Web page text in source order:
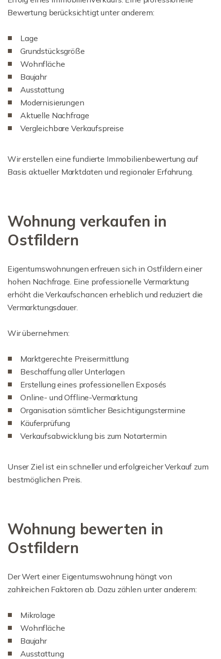
Bewertung berücksichtigt unter anderem:
Lage
Grundstücksgröße
Wohnfläche
Baujahr
Ausstattung
Modernisierungen
Aktuelle Nachfrage
Vergleichbare Verkaufspreise
Wir erstellen eine fundierte Immobilienbewertung auf
Basis aktueller Marktdaten und regionaler Erfahrung.
Wohnung verkaufen in
Ostfildern
Eigentumswohnungen erfreuen sich in Ostfildern einer
hohen Nachfrage. Eine professionelle Vermarktung
erhöht die Verkaufschancen erheblich und reduziert die
Vermarktungsdauer.
Wir übernehmen:
Marktgerechte Preisermittlung
Beschaffung aller Unterlagen
Erstellung eines professionellen Exposés
Online- und Offline-Vermarktung
Organisation sämtlicher Besichtigungstermine
Käuferprüfung
Verkaufsabwicklung bis zum Notartermin
Unser Ziel ist ein schneller und erfolgreicher Verkauf zum
bestmöglichen Preis.
Wohnung bewerten in
Ostfildern
Der Wert einer Eigentumswohnung hängt von
zahlreichen Faktoren ab. Dazu zählen unter anderem:
Mikrolage
Wohnfläche
Baujahr
Ausstattung